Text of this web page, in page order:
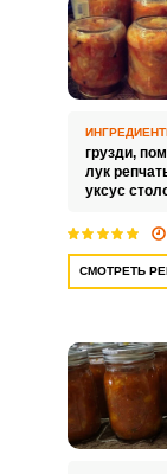
грузди,
лук
уксус
СМОТРЕТЬ